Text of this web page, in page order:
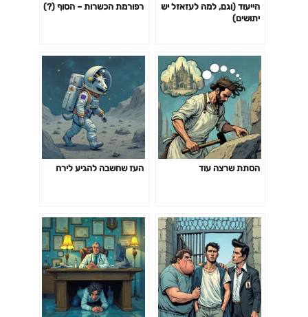
הייעוד (וגם, למה לעזאזל יש
יתושים)
רפורמת הכשרות – הסוף (?)
הסתת שרצה עוד העז שחשבה להגיע לירח